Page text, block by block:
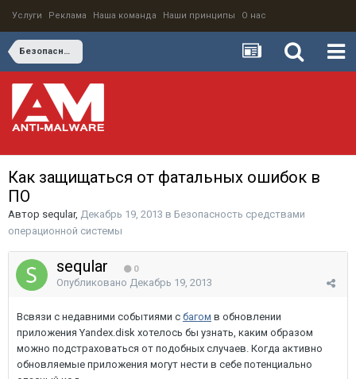
Услуги Реклама Наша команда Наши принципы О нас
Безопасность средствами операционной системы
Как защищаться от фатальных ошибок в
ПО
Автор seqular, Декабрь 19, 2013 в Безопасность средствами
операционной системы
seqular 0
Опубликовано Декабрь 19, 2013
Всвязи с недавними событиями с багом в обновлении
приложения Yandex.disk хотелось бы узнать, каким образом
можно подстраховаться от подобных случаев. Когда активно
обновляемые приложения могут нести в себе потенциально